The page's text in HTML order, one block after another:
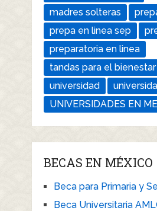
madres solteras
prepa en linea sep
preparatoria en linea
tandas para el
universidad
UNIVERSIDADES EN
BECAS EN MÉXICO
Beca para Primaria y
Beca Universitaria